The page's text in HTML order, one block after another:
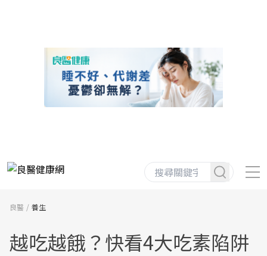
良醫 養生
越吃越餓？快看4大吃素陷阱